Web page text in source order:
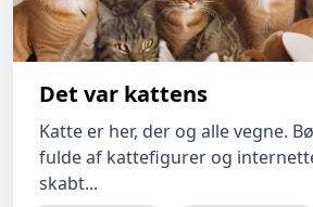
Det var kattens
Katte er her, der og alle vegne.
fulde af kattefigurer og
skabt...